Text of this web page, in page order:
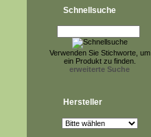
Schnellsuche
Verwenden Sie Stichworte, um
ein Produkt zu finden.
erweiterte Suche
Hersteller